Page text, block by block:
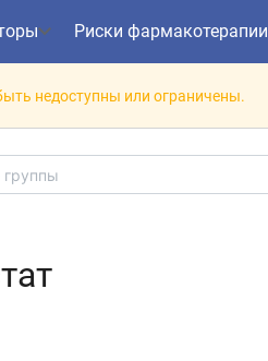
Риски фармакотерапии
недоступны или ограничены.